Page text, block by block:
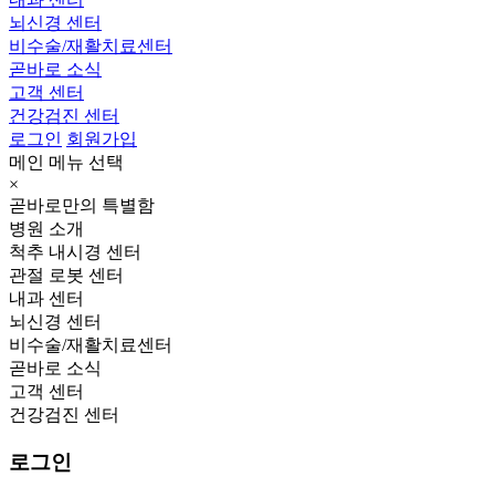
뇌신경 센터
비수술/재활치료센터
곧바로 소식
고객 센터
건강검진 센터
로그인 회원가입
메인 메뉴 선택
×
곧바로만의 특별함
병원 소개
척추 내시경 센터
관절 로봇 센터
내과 센터
뇌신경 센터
비수술/재활치료센터
곧바로 소식
고객 센터
건강검진 센터
로그인